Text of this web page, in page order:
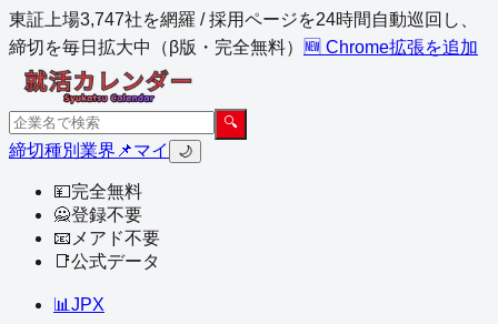
東証上場3,747社を網羅 / 採用ページを24時間自動巡回し、
締切を毎日拡大中（β版・完全無料）
🆕 Chrome拡張を追加
🔍
締切種別 業界 📌マイ 🌙
💴完全無料
🙅登録不要
📧 メアド不要
📑公式データ
📊 JPX